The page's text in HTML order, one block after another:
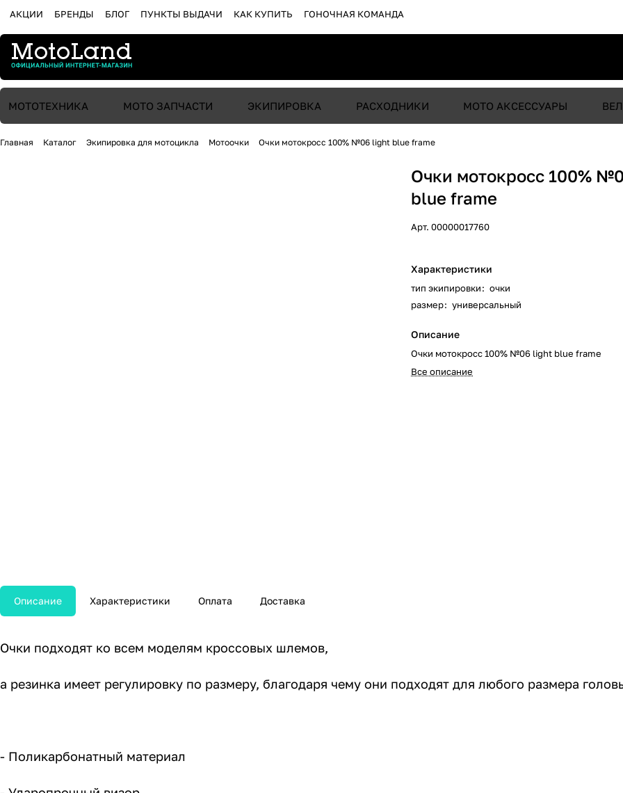
АКЦИИ БРЕНДЫ БЛОГ ПУНКТЫ ВЫДАЧИ КАК КУПИТЬ ГОНОЧНАЯ КОМАНДА
МОТОТЕХНИКА МОТО ЗАПЧАСТИ ЭКИПИРОВКА РАСХОДНИКИ МОТО АКСЕССУАРЫ
Главная Каталог Экипировка для мотоцикла Мотоочки Очки мотокросс 100% №06 light blue frame
Очки мотокросс 100%
blue frame
Арт.00000017760
Характеристики
тип экипировки: очки
размер: универсальный
Описание
Очки мотокросс 100% №06 light blue frame
Все описание
Описание Характеристики Оплата Доставка
Очки подходят ко всем моделям кроссовых шлемов,
а резинка имеет регулировку по размеру, благодаря чему они подходят для любого размера
- Поликарбонатный материал